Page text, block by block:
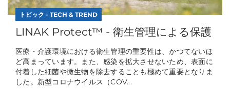
トピック - TECH & TREND
LINAK Protect™ - 衛生管理による保護
医療・介護環境における衛生管理の重要性は、かつてないほ
ど高まっています。また、感染を拡大させないため、表面に
付着した細菌や微生物を除去することも極めて重要となりま
した。新型コロナウイルス（COV...